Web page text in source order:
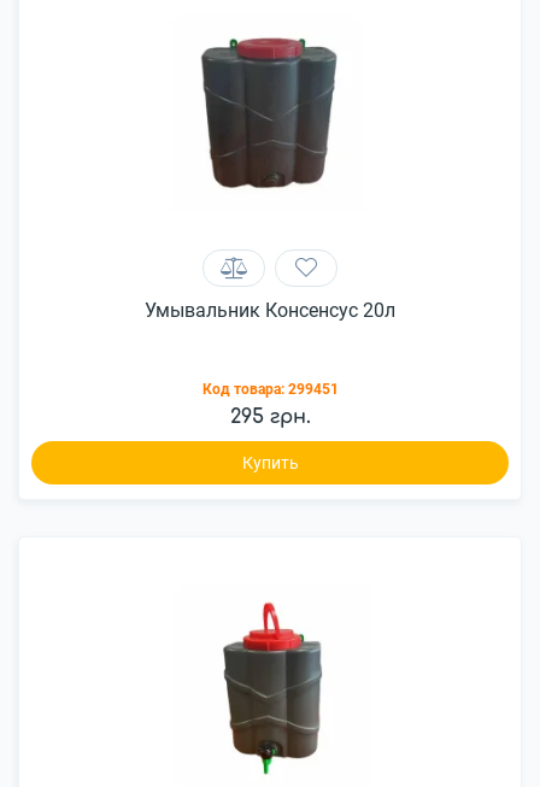
Умывальник Консенсус 20л
Код товара: 299451
295 грн.
Купить